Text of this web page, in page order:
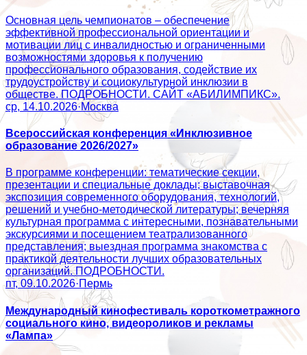
Основная цель чемпионатов – обеспечение
эффективной профессиональной ориентации и
мотивации лиц с инвалидностью и ограниченными
возможностями здоровья к получению
профессионального образования, содействие их
трудоустройству и социокультурной инклюзии в
обществе. ПОДРОБНОСТИ. САЙТ «АБИЛИМПИКС».
ср, 14.10.2026·Москва
Всероссийская конференция «Инклюзивное
образование 2026/2027»
В программе конференции: тематические секции,
презентации и специальные доклады; выставочная
экспозиция современного оборудования, технологий,
решений и учебно-методической литературы; вечерняя
культурная программа с интересными, познавательными
экскурсиями и посещением театрализованного
представления; выездная программа знакомства с
практикой деятельности лучших образовательных
организаций. ПОДРОБНОСТИ.
пт, 09.10.2026·Пермь
Международный кинофестиваль короткометражного
социального кино, видеороликов и рекламы
«Лампа»